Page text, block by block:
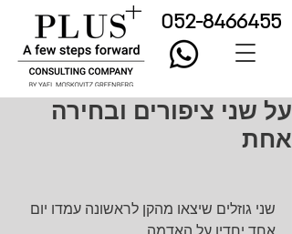
052-8466455
על שני ציפורים ובחירה
אחת
שני גוזלים שיצאו מהקן לראשונה עמדו יום
אחד יחדיו על האדמה.